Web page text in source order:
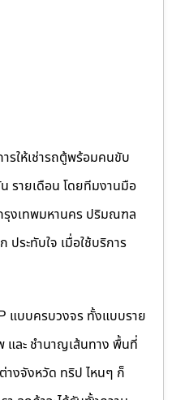
รให้เช่ารถตู้พร้อมคนขับ
รายเดือน โดยทีมงานมือ
รุงเทพมหานคร ปริมณฑล
ประทับใจ เมื่อใช้บริการ
แบบครบวงจร ทั้งแบบราย
และ ชำนาญเส้นทาง พื้นที่
งจังหวัด ทริป ไหนๆ ก็